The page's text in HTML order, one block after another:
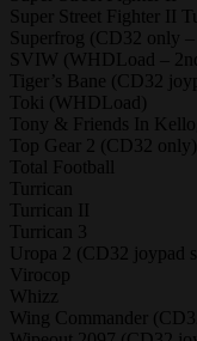
Super Street Fighter II
Superfrog (CD32 only
SVIW (WHDLoad –
Tiger’s Bane (CD32
Toki (WHDLoad)
Tony & Friends In
Top Gear 2 (CD32 only)
Total Football
Turrican
Turrican II
Turrican 3
Uropa 2 (CD32 joypad
Virocop
Whizz
Wing Commander